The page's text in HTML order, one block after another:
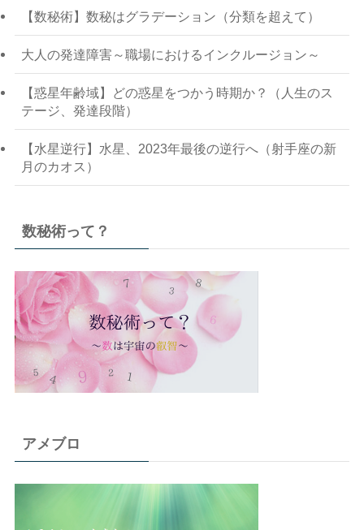
【数秘術】数秘はグラデーション（分類を超えて）
大人の発達障害～職場におけるインクルージョン～
【惑星年齢域】どの惑星をつかう時期か？（人生のス
テージ、発達段階）
【水星逆行】水星、2023年最後の逆行へ（射手座の新
月のカオス）
数秘術って？
アメブロ